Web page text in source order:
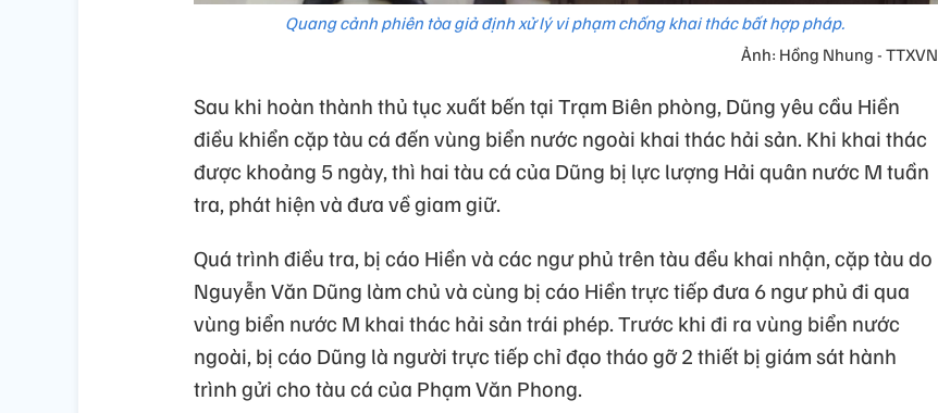
Quang cảnh phiên tòa giả định xử lý vi phạm chống khai thác bất hợp pháp.
Ảnh: Hồng Nhung - TTXVN
Sau khi hoàn thành thủ tục xuất bến tại Trạm Biên phòng, Dũng yêu cầu Hiền
điều khiển cặp tàu cá đến vùng biển nước ngoài khai thác hải sản. Khi khai thác
được khoảng 5 ngày, thì hai tàu cá của Dũng bị lực lượng Hải quân nước M tuần
tra, phát hiện và đưa về giam giữ.
Quá trình điều tra, bị cáo Hiền và các ngư phủ trên tàu đều khai nhận, cặp tàu do
Nguyễn Văn Dũng làm chủ và cùng bị cáo Hiền trực tiếp đưa 6 ngư phủ đi qua
vùng biển nước M khai thác hải sản trái phép. Trước khi đi ra vùng biển nước
ngoài, bị cáo Dũng là người trực tiếp chỉ đạo tháo gỡ 2 thiết bị giám sát hành
trình gửi cho tàu cá của Phạm Văn Phong.